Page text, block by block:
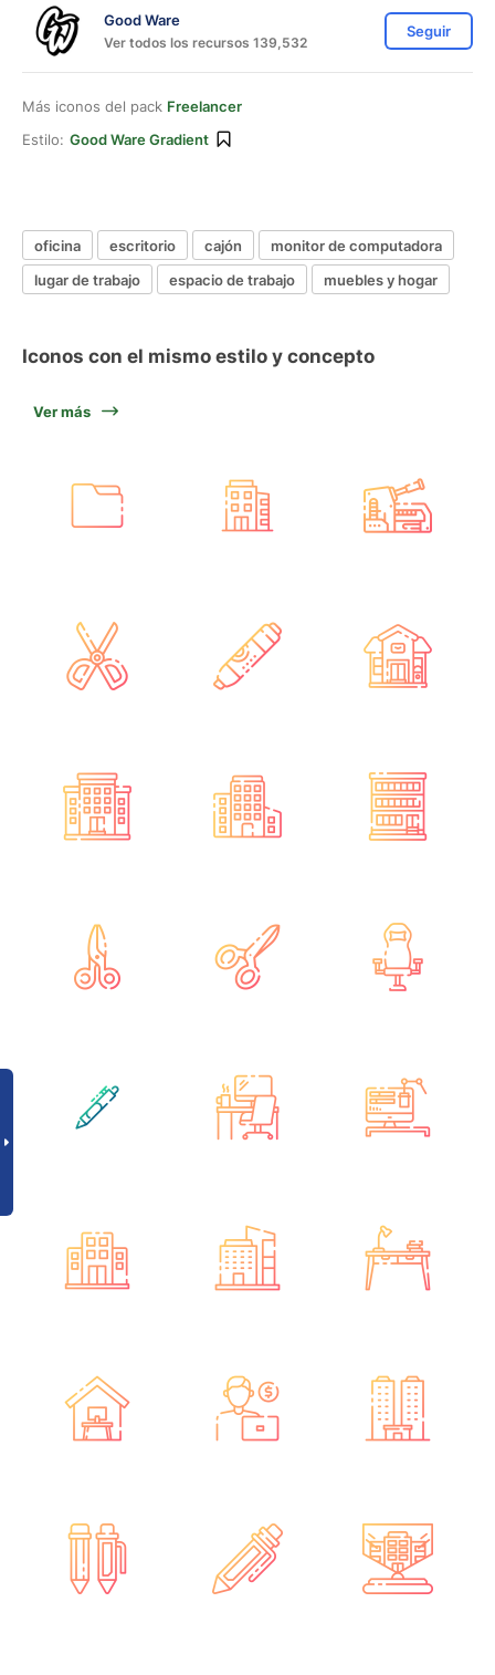
Good Ware
Ver todos los recursos 139,532
Seguir
Más iconos del pack Freelancer
Estilo: Good Ware Gradient
oficina escritorio cajón
monitor de computadora
lugar de trabajo
espacio de trabajo muebles y hogar
Iconos con el mismo estilo y concepto
Ver más